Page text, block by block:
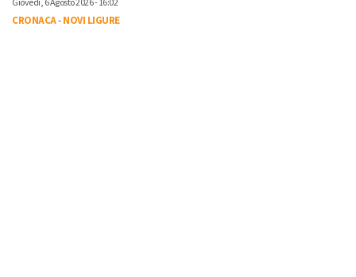
Giovedì, 6 Agosto 2026 - 16:02
CRONACA-NOVI LIGURE